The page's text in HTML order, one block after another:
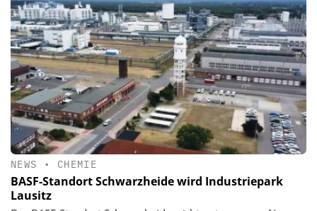
NEWS • CHEMIE
BASF-Standort Schwarzheide wird Industriepark
Lausitz